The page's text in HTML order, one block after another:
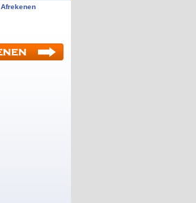
Afrekenen